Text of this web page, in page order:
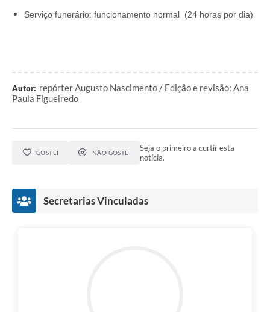
Serviço funerário: funcionamento normal (24 horas por dia)
Autor: repórter Augusto Nascimento / Edição e revisão: Ana
Paula Figueiredo
GOSTEI NÃO GOSTEI
Seja o primeiro a curtir esta
notícia.
Secretarias Vinculadas